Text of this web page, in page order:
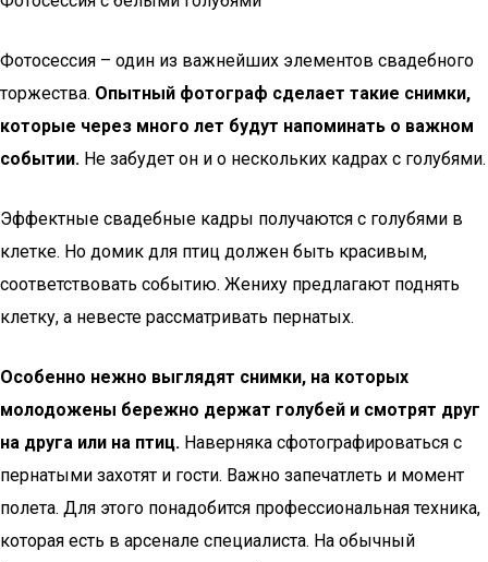
Фотосессия – один из важнейших элементов свадебного
торжества. Опытный фотограф сделает такие снимки,
которые через много лет будут напоминать о важном
событии. Не забудет он и о нескольких кадрах с голубями.
Эффектные свадебные кадры получаются с голубями в
клетке. Но домик для птиц должен быть красивым,
соответствовать событию. Жениху предлагают поднять
клетку, а невесте рассматривать пернатых.
Особенно нежно выглядят снимки, на которых
молодожены бережно держат голубей и смотрят друг
на друга или на птиц. Наверняка сфотографироваться с
пернатыми захотят и гости. Важно запечатлеть и момент
полета. Для этого понадобится профессиональная техника,
которая есть в арсенале специалиста. На обычный